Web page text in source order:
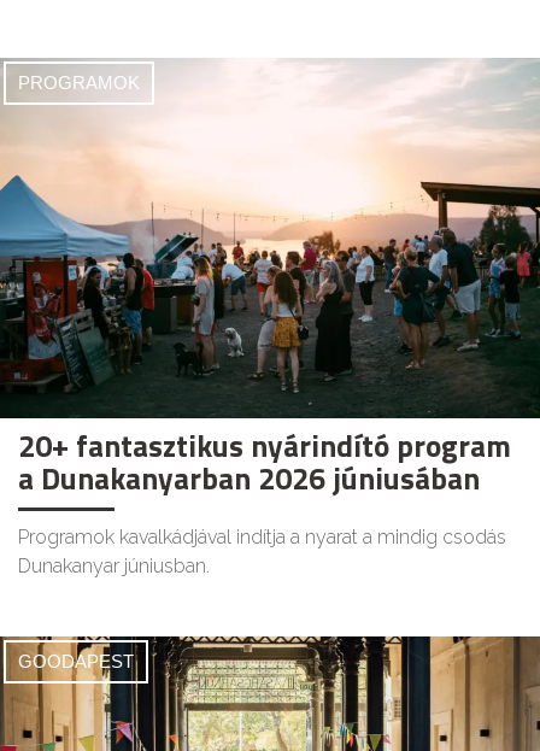
PROGRAMOK
20+ fantasztikus nyárindító program
a Dunakanyarban 2026 júniusában
Programok kavalkádjával indítja a nyarat a mindig csodás
Dunakanyar júniusban.
GOODAPEST